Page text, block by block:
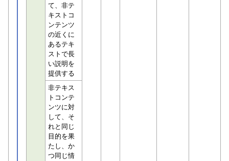
て、非テ
キストコ
ンテンツ
の近くに
あるテキ
ストで長
い説明を
提供する
非テキス
トコンテ
ンツに対
して、そ
れと同じ
目的を果
たし、か
つ同じ情